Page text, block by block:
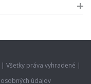
Všetky práva vyhradené |
údajov